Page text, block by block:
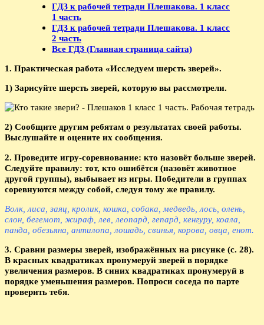
ГДЗ к рабочей тетради Плешакова. 1 класс
1 часть
ГДЗ к рабочей тетради Плешакова. 1 класс
2 часть
Все ГДЗ (Главная страница сайта)
1. Практическая работа «Исследуем шерсть зверей».
1) Зарисуйте шерсть зверей, которую вы рассмотрели.
2) Сообщите другим ребятам о результатах своей работы.
Выслушайте и оцените их сообщения.
2. Проведите игру-соревнование: кто назовёт больше зверей.
Следуйте правилу: тот, кто ошибётся (назовёт животное
другой группы), выбывает из игры. Победители в группах
соревнуются между собой, следуя тому же правилу.
Волк, лиса, заяц, кролик, кошка, собака, медведь, лось, олень,
слон, бегемот, жираф, лев, леопард, гепард, кенгуру, коала,
панда, обезьяна, антилопа, лошадь, свинья, корова, овца, енот.
3. Сравни размеры зверей, изображённых на рисунке (с. 28).
В красных квадратиках пронумеруй зверей в порядке
увеличения размеров. В синих квадратиках пронумеруй в
порядке уменьшения размеров. Попроси соседа по парте
проверить тебя.